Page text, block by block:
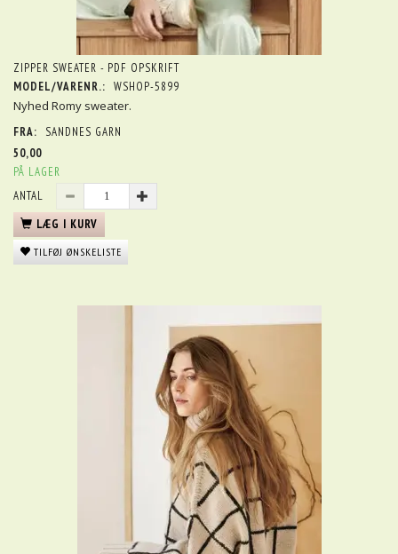
ZIPPER SWEATER - PDF OPSKRIFT
MODEL/VARENR.: WSHOP-5899
Nyhed Romy sweater.
FRA:
SANDNES GARN
50,00
PÅ LAGER
ANTAL
LÆG I KURV
TILFØJ ØNSKELISTE